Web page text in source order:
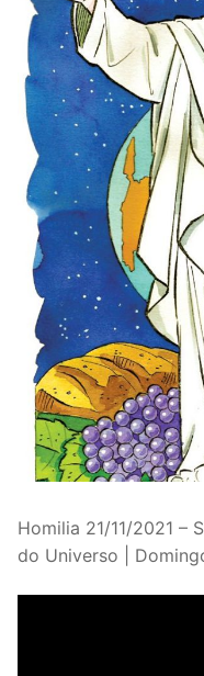
Homilia 21/11/2021 –
do Universo |